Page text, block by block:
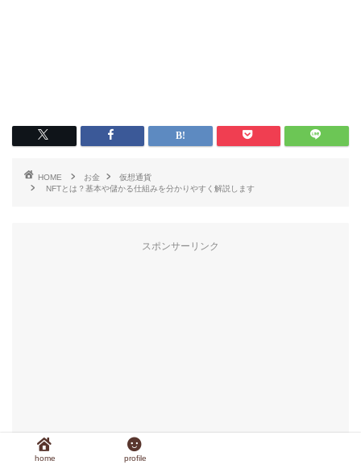
HOME お金
仮想通貨
NFTとは？基本や儲かる仕組みを分かりやすく解説します
スポンサーリンク
home profile